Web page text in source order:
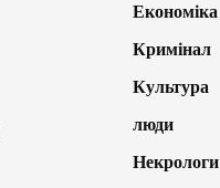
Економіка
Кримінал
Культура
люди
Некрологи